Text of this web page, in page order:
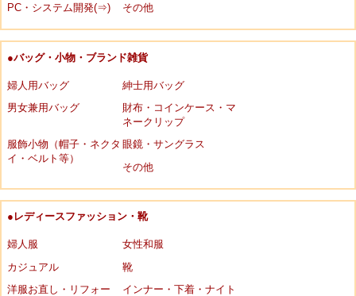
PC・システム開発(⇒)
その他
●バッグ・小物・ブランド雑貨
婦人用バッグ
紳士用バッグ
男女兼用バッグ
財布・コインケース・マ
ネークリップ
服飾小物（帽子・ネクタ
イ・ベルト等）
眼鏡・サングラス
その他
●レディースファッション・靴
婦人服
女性和服
カジュアル
靴
洋服お直し・リフォー
インナー・下着・ナイト